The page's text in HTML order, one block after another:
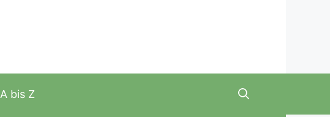
A bis Z